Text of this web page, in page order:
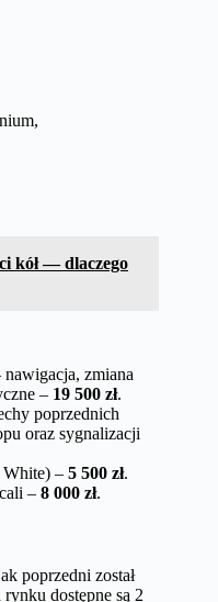
kół — dlaczego
zmiana
– 19 500 zł.
poprzednich
oraz sygnalizacji
White) – 5 500 zł.
– 8 000 zł.
poprzedni został
dostępne są 2